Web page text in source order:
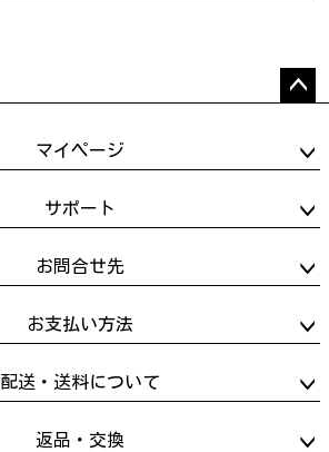
ップ
マイページ
サポート
お問合せ先
お支払い方法
配送・送料について
返品・交換